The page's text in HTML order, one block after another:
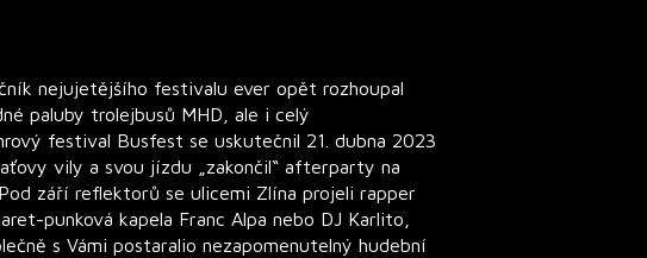
nejujetějšího festivalu ever opět rozhoupal
paluby trolejbusů MHD, ale i celý
festival Busfest se uskutečnil 21. dubna 2023
vily a svou jízdu „zakončil“ afterparty na
září reflektorů se ulicemi Zlína projeli rapper
punková kapela Franc Alpa nebo DJ Karlito,
s Vámi postaralio nezapomenutelný hudební